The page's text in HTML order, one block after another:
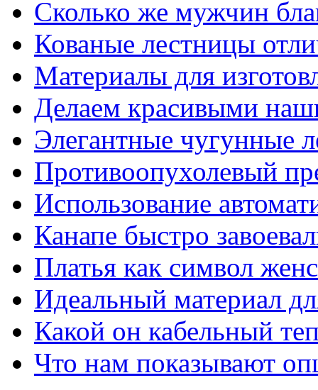
Сколько же мужчин
Кованые лестницы
Материалы для
Делаем красивыми
Элегантные чугунные
Противоопухолевый
Использование
Канапе быстро
Платья как символ
Идеальный материал
Какой он кабельный
Что нам показывают